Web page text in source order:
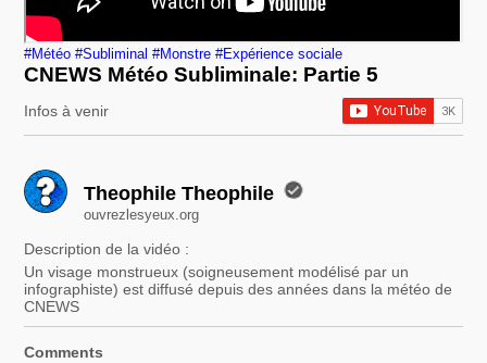
#Météo #Subliminal #Monstre #Expérience sociale
CNEWS Météo Subliminale: Partie 5
Infos à venir
Theophile Theophile
ouvrezlesyeux.org
Description de la vidéo :
Un visage monstrueux (soigneusement modélisé par un
infographiste) est diffusé depuis des années dans la météo de
CNEWS
Comments